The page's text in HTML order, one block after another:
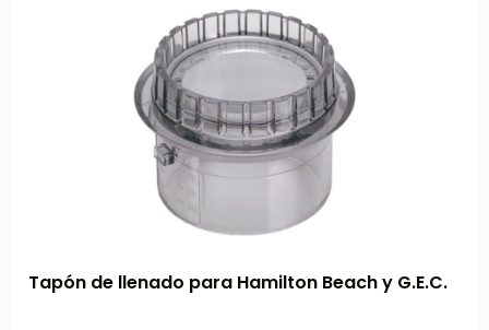
Tapón de llenado para Hamilton Beach y G.E.C.